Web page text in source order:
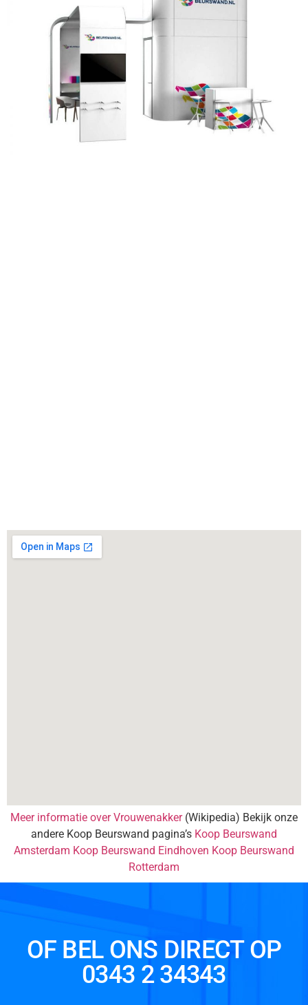
Meer informatie over Vrouwenakker(Wikipedia) Bekijk onze
andere Koop Beurswand pagina’s Koop Beurswand
Amsterdam Koop Beurswand Eindhoven Koop Beurswand
Rotterdam
OF BEL ONS DIRECT OP
0343 2 34343